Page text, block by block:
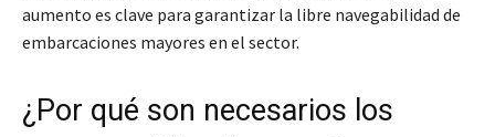
aumento es clave para garantizar la libre navegabilidad de
embarcaciones mayores en el sector.
¿Por qué son necesarios los